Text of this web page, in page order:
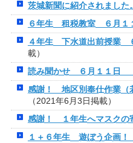
茨城新聞に紹介されました。
６年生 租税教室 ６月１
４年生 下水道出前授業
載）
読み聞かせ ６月１１
感謝！ 地区別奉仕作業（
（2021年6月3日掲載）
感謝！ １年生へマスクの
１＋６年生 遊ぼう企画